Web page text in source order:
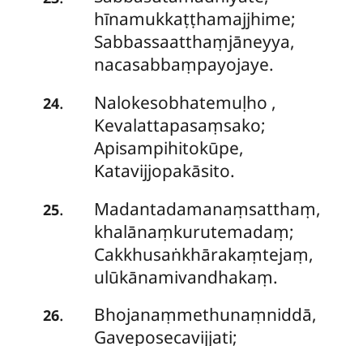
hīnamukkaṭṭhamajjhime;
Sabbassaatthaṃjāneyya,
nacasabbaṃpayojaye.
24. Nalokesobhatemuḷho ,
Kevalattapasaṃsako;
Apisampihitokūpe,
Katavijjopakāsito.
25.
Madantadamanaṃsatthaṃ,
khalānaṃkurutemadaṃ;
Cakkhusaṅkhārakaṃtejaṃ,
ulūkānamivandhakaṃ.
26.
Bhojanaṃmethunaṃniddā,
Gaveposecavijjati;